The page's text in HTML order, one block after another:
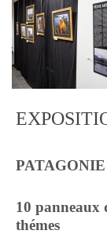
PATAGONIE
10 panneaux
thémes